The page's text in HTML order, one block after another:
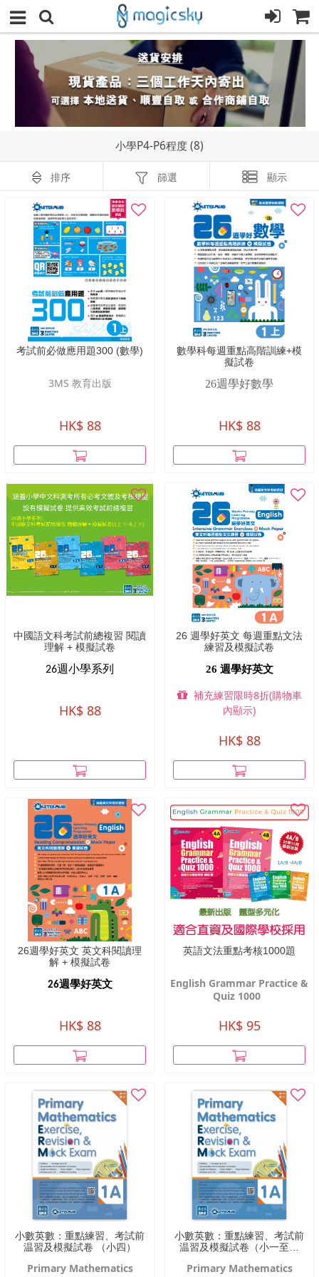
小學P4-P6程度 (8)
排序 篩選 顯示
考試前必做應用題300 (數學)
3MS 教育出版
HK$ 88
數學科每週重點高階訓練+模
擬試卷
26週學好數學
HK$ 88
中國語文科考試前總複習 閱讀
理解 + 模擬試卷
26週小學系列
HK$ 88
26 週學好英文 每週重點文法
練習及模擬試卷
26 週學好英文
補充練習限時8折(購物車
內顯示)
HK$ 88
26週學好英文 英文科閱讀理
解 + 模擬試卷
26週學好英文
HK$ 88
英語文法重點考核1000題
English Grammar Practice &
Quiz 1000
HK$ 95
小數英數：重點練習、考試前
温習及模擬試卷 （小四）
Primary Mathematics
小數英數：重點練習、考試前
温習及模擬試卷（小一至小
Primary Mathematics